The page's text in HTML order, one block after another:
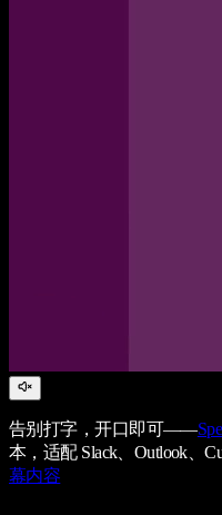
告别打字，开口即可——
本，适配 Slack、Outlook、
幕内容